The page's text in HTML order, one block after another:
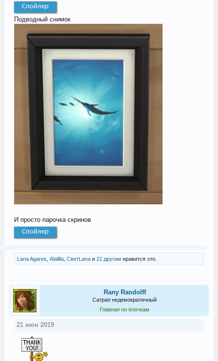
Спойлер
Подводный снимок
И просто парочка скринов
Спойлер
Lana Agares Alalilla, СветLanaи 21 другим нравится это.
Rany Randolff
Сатрап недемократичный
Главная по ёлочкам
21 июн 2019